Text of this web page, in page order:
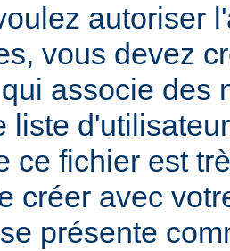
autoriser
vous devez
associe des
liste
ce fichier est
créer avec
présente